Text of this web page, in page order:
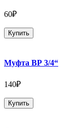
60₽
Купить
Муфта ВР 3/4“
140₽
Купить